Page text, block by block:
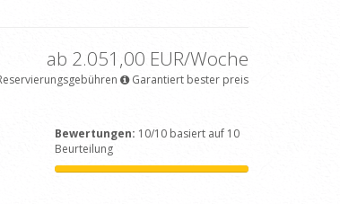
ab 2.051,00 EUR/Woche
Garantiert bester preis
Bewertungen: 10/10 basiert auf 10
Beurteilung